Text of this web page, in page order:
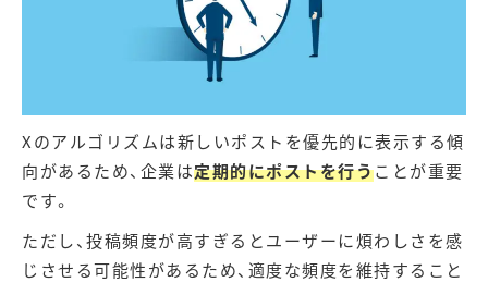
Xのアルゴリズムは新しいポストを優先的に表示する傾
向があるため、企業は定期的にポストを行うことが重要
です。
ただし、投稿頻度が高すぎるとユーザーに煩わしさを感
じさせる可能性があるため、適度な頻度を維持すること